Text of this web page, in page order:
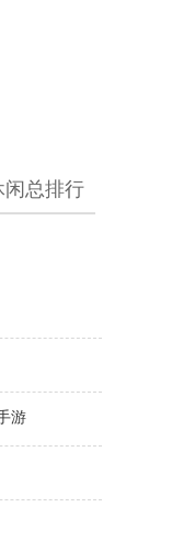
闲总排行
游